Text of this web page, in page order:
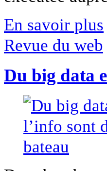
En savoir plus
Revue du web
Du big data